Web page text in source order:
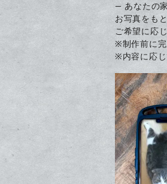
— あなたの
お写真をも
ご希望に応
※制作前に完
※内容に応じ